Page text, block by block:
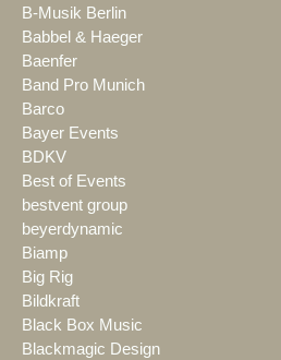
B-Musik Berlin
Babbel & Haeger
Baenfer
Band Pro Munich
Barco
Bayer Events
BDKV
Best of Events
bestvent group
beyerdynamic
Biamp
Big Rig
Bildkraft
Black Box Music
Blackmagic Design